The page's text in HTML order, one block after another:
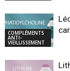
COMPLÉMENTS
ANTI-
VIEILLISSEMENT